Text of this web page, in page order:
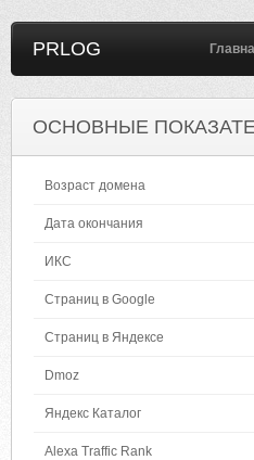
PRLOG
ОСНОВНЫЕ
Возраст домена
Дата окончания
ИКС
Страниц в Google
Страниц в Яндексе
Dmoz
Яндекс Каталог
Alexa Traffic Rank